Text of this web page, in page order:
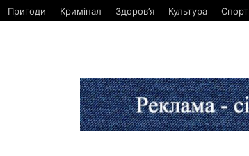
Пригоди Кримінал Здоров’я Культура Спорт